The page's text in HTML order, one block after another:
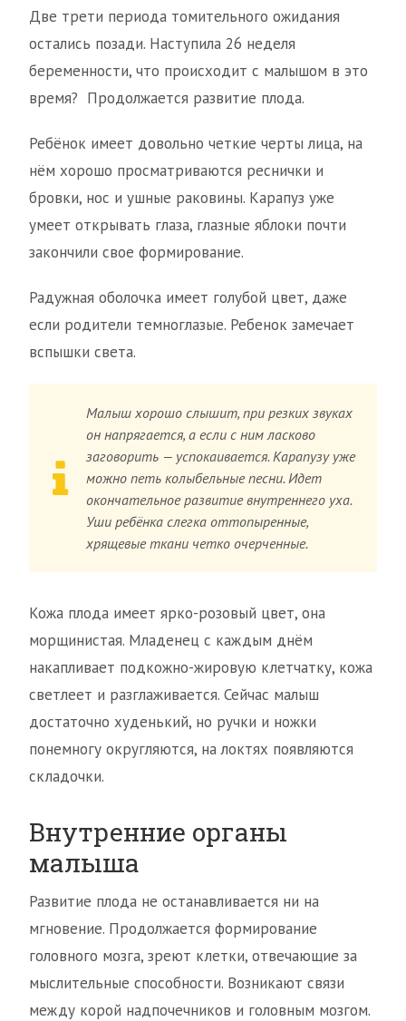
Две трети периода томительного ожидания
остались позади. Наступила 26 неделя
беременности, что происходит с малышом в это
время? Продолжается развитие плода.
Ребёнок имеет довольно четкие черты лица, на
нём хорошо просматриваются реснички и
бровки, нос и ушные раковины. Карапуз уже
умеет открывать глаза, глазные яблоки почти
закончили свое формирование.
Радужная оболочка имеет голубой цвет, даже
если родители темноглазые. Ребенок замечает
вспышки света.
Малыш хорошо слышит, при резких звуках
он напрягается, а если с ним ласково
заговорить — успокаивается. Карапузу уже
можно петь колыбельные песни. Идет
окончательное развитие внутреннего уха.
Уши ребёнка слегка оттопыренные,
хрящевые ткани четко очерченные.
Кожа плода имеет ярко-розовый цвет, она
морщинистая. Младенец с каждым днём
накапливает подкожно-жировую клетчатку, кожа
светлеет и разглаживается. Сейчас малыш
достаточно худенький, но ручки и ножки
понемногу округляются, на локтях появляются
складочки.
Внутренние органы
малыша
Развитие плода не останавливается ни на
мгновение. Продолжается формирование
головного мозга, зреют клетки, отвечающие за
мыслительные способности. Возникают связи
между корой надпочечников и головным мозгом.